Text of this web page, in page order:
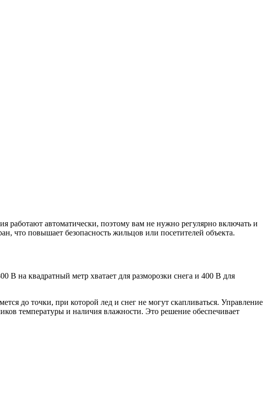
работают автоматически, поэтому вам не нужно регулярно включать и
что повышает безопасность жильцов или посетителей объекта.
на квадратный метр хватает для разморозки снега и 400 В для
до точки, при которой лед и снег не могут скапливаться. Управление
температуры и наличия влажности. Это решение обеспечивает